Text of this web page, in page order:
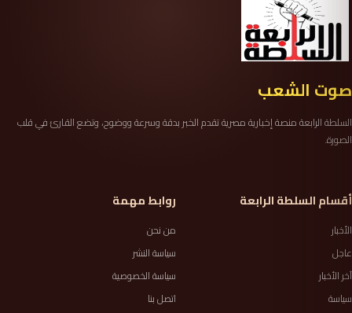
صوت الشعب
السلطة الرابعة منصة إخبارية مصرية تقدم الخبر بدقة وسرعة ووضوح، وتضع القارئ في قلب
الصورة.
أقسام السلطة الرابعة
الأخبار
عاجل
آخر الأخبار
سياسة
روابط مهمة
من نحن
سياسة النشر
سياسة الخصوصية
اتصل بنا